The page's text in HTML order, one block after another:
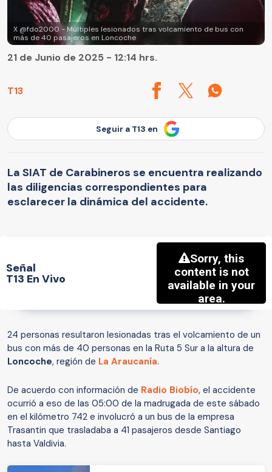
X @fdo2000 - Múltiples lesionados tras volcamiento de bus con
más de 40 pasajeros en Loncoche
T13
21 de Junio de 2025 - 12:14 hrs.
Seguir a T13 en
La SIAT de Carabineros se encuentra realizando
las diligencias correspondientes para
esclarecer la dinámica del accidente.
Señal
T13 En Vivo
24 personas resultaron lesionadas tras el volcamiento de un
bus con más de 40 personas en la Ruta 5 Sur a la altura de
Loncoche, región de La Araucanía.
De acuerdo con información de Radio Biobío, el accidente
ocurrió a eso de las 05:00 de la madrugada de este sábado
en el kilómetro 742 e involucró a un bus de la empresa
Trasantin que trasladaba a 41 pasajeros desde Santiago
hasta Valdivia.